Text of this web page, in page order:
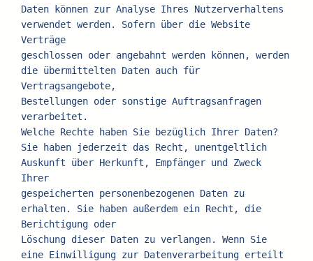
Daten können zur Analyse Ihres Nutzerverhaltens
verwendet werden. Sofern über die Website
Verträge
geschlossen oder angebahnt werden können, werden
die übermittelten Daten auch für
Vertragsangebote,
Bestellungen oder sonstige Auftragsanfragen
verarbeitet.
Welche Rechte haben Sie bezüglich Ihrer Daten?
Sie haben jederzeit das Recht, unentgeltlich
Auskunft über Herkunft, Empfänger und Zweck
Ihrer
gespeicherten personenbezogenen Daten zu
erhalten. Sie haben außerdem ein Recht, die
Berichtigung oder
Löschung dieser Daten zu verlangen. Wenn Sie
eine Einwilligung zur Datenverarbeitung erteilt